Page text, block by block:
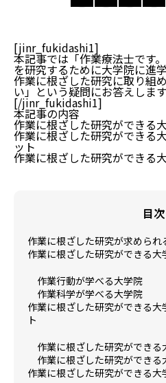
[jinr_fukidashi1]
本記事では「作業療法士です
を研究するために大学院に進
作業に根ざした研究に取り組
い」という疑問にお答えします
[/jinr_fukidashi1]
本記事の内容
作業に根ざした研究ができる
作業に根ざした研究ができる
ット
作業に根ざした研究ができる
目次
作業に根ざした研究が求められ
作業に根ざした研究ができる大
作業行動が学べる大学院
作業科学が学べる大学院
作業に根ざした研究ができる
ト
作業に根ざした研究ができる
作業に根ざした研究ができる
作業に根ざした研究ができる